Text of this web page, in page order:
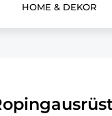
HOME & DEKOR